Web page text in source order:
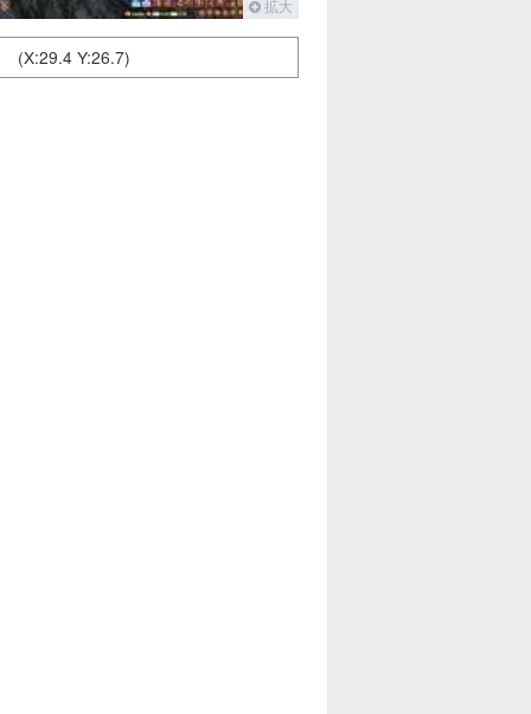
拡大
(X:29.4 Y:26.7)